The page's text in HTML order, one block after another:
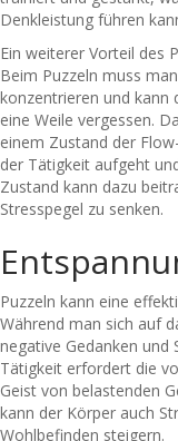
Denkleistung führen
Ein weiterer Vorteil des
Beim Puzzeln muss
konzentrieren und kann
eine Weile vergessen.
einem Zustand der
der Tätigkeit aufgeht
Zustand kann dazu
Stresspegel zu senken.
Puzzeln kann eine
Während man sich auf
negative Gedanken und
Tätigkeit erfordert die
Geist von belastenden
kann der Körper auch
Wohlbefinden steigern.